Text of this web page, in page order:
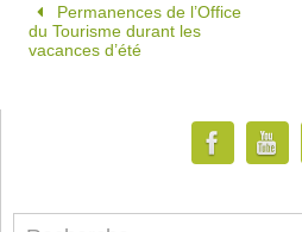
Permanences de l’Office
du Tourisme durant les
vacances d’été